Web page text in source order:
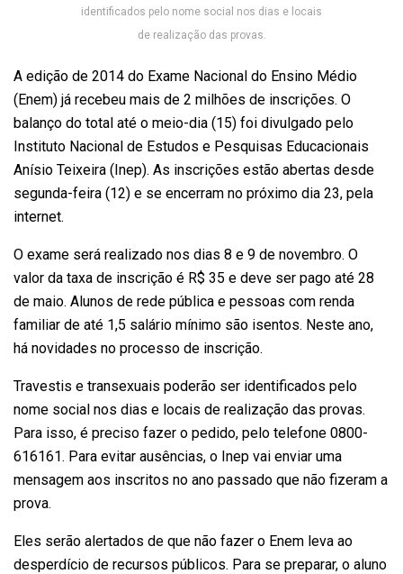
identificados pelo nome social nos dias e locais
de realização das provas.
A edição de 2014 do Exame Nacional do Ensino Médio
(Enem) já recebeu mais de 2 milhões de inscrições. O
balanço do total até o meio-dia (15) foi divulgado pelo
Instituto Nacional de Estudos e Pesquisas Educacionais
Anísio Teixeira (Inep). As inscrições estão abertas desde
segunda-feira (12) e se encerram no próximo dia 23, pela
internet.
O exame será realizado nos dias 8 e 9 de novembro. O
valor da taxa de inscrição é R$ 35 e deve ser pago até 28
de maio. Alunos de rede pública e pessoas com renda
familiar de até 1,5 salário mínimo são isentos. Neste ano,
há novidades no processo de inscrição.
Travestis e transexuais poderão ser identificados pelo
nome social nos dias e locais de realização das provas.
Para isso, é preciso fazer o pedido, pelo telefone 0800-
616161. Para evitar ausências, o Inep vai enviar uma
mensagem aos inscritos no ano passado que não fizeram a
prova.
Eles serão alertados de que não fazer o Enem leva ao
desperdício de recursos públicos. Para se preparar, o aluno